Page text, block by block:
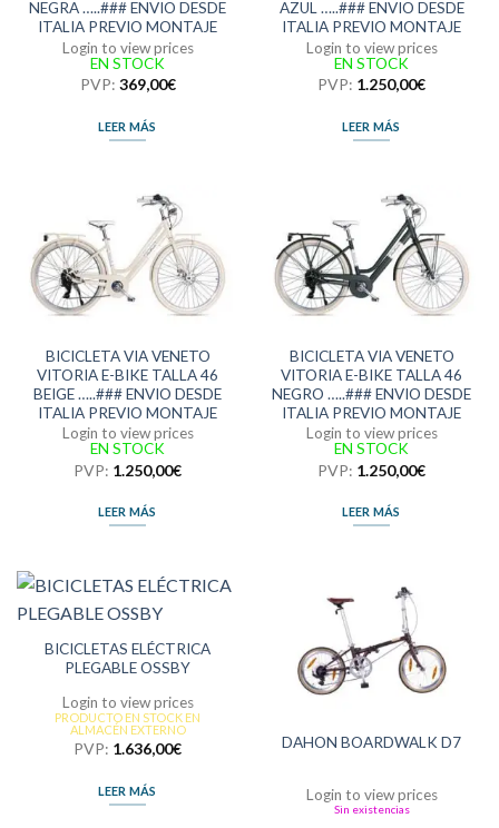
NEGRA …..### ENVIO DESDE
ITALIA PREVIO MONTAJE
Login to view prices
EN STOCK
PVP: 369,00€
LEER MÁS
AZUL …..### ENVIO DESDE
ITALIA PREVIO MONTAJE
Login to view prices
EN STOCK
PVP: 1.250,00€
LEER MÁS
BICICLETA VIA VENETO
VITORIA E-BIKE TALLA 46
BEIGE …..### ENVIO DESDE
ITALIA PREVIO MONTAJE
Login to view prices
EN STOCK
PVP: 1.250,00€
LEER MÁS
BICICLETA VIA VENETO
VITORIA E-BIKE TALLA 46
NEGRO …..### ENVIO DESDE
ITALIA PREVIO MONTAJE
Login to view prices
EN STOCK
PVP: 1.250,00€
LEER MÁS
BICICLETAS ELÉCTRICA
PLEGABLE OSSBY
Login to view prices
PRODUCTO EN STOCK EN
ALMACÉN EXTERNO
PVP: 1.636,00€
LEER MÁS
DAHON BOARDWALK D7
Login to view prices
Sin existencias